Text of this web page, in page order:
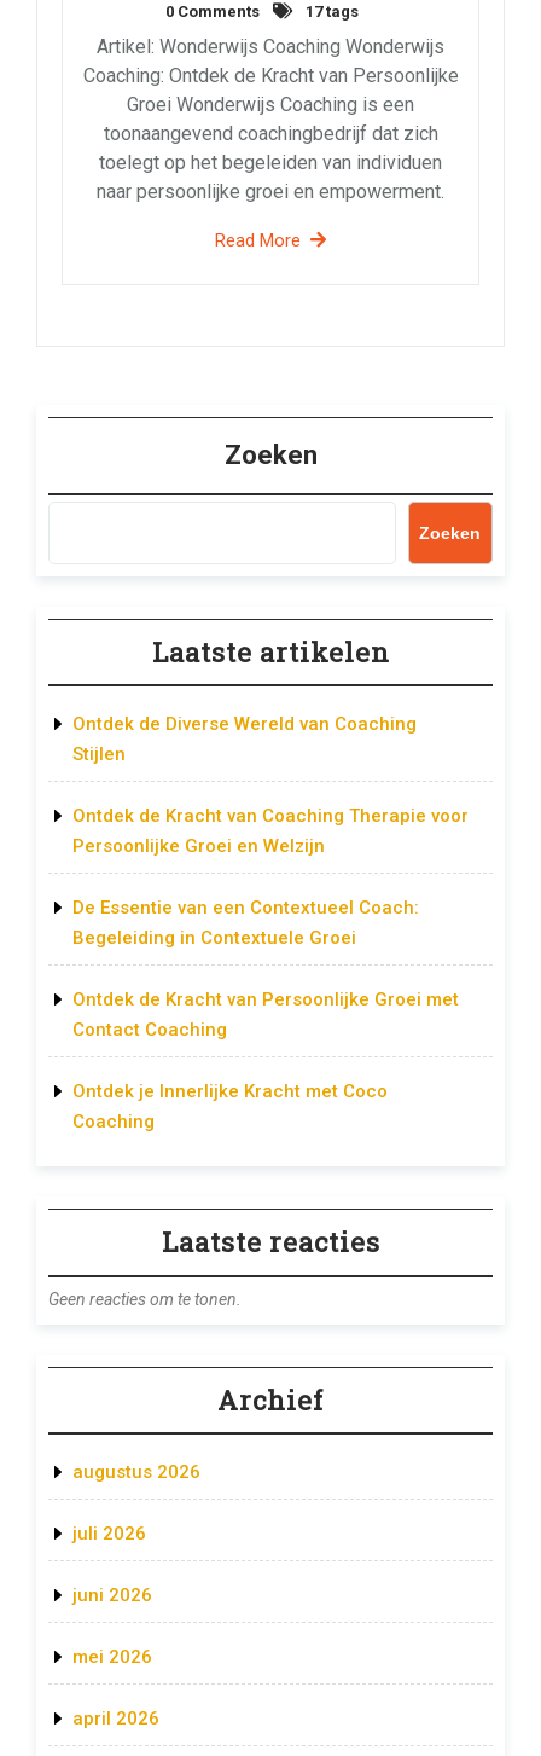
0 Comments
17 tags
Artikel: Wonderwijs Coaching Wonderwijs
Coaching: Ontdek de Kracht van Persoonlijke
Groei Wonderwijs Coaching is een
toonaangevend coachingbedrijf dat zich
toelegt op het begeleiden van individuen
naar persoonlijke groei en empowerment.
Read More
Zoeken
Zoeken
Laatste artikelen
Ontdek de Diverse Wereld van Coaching
Stijlen
Ontdek de Kracht van Coaching Therapie voor
Persoonlijke Groei en Welzijn
De Essentie van een Contextueel Coach:
Begeleiding in Contextuele Groei
Ontdek de Kracht van Persoonlijke Groei met
Contact Coaching
Ontdek je Innerlijke Kracht met Coco
Coaching
Laatste reacties
Geen reacties om te tonen.
Archief
augustus 2026
juli 2026
juni 2026
mei 2026
april 2026